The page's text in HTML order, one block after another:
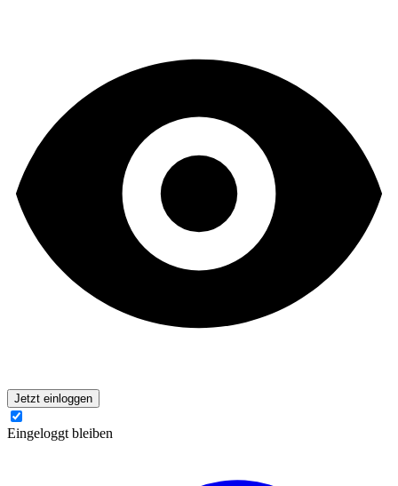
Jetzt einloggen
Eingeloggt bleiben